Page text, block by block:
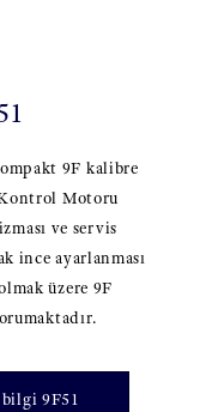
9F kalibre
Kontrol Motoru
ve servis
ince ayarlanması
üzere 9F
9F51